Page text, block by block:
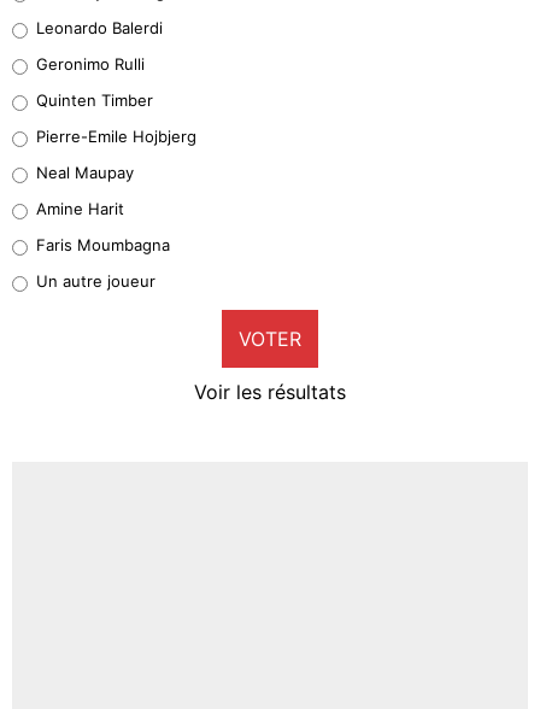
38%
32%
5%
1%
9%
Leonardo Balerdi
Geronimo Rulli
Quinten Timber
Pierre-Emile Hojbjerg
Neal Maupay
Amine Harit
Faris Moumbagna
Un autre joueur
VOTER
Voir les résultats